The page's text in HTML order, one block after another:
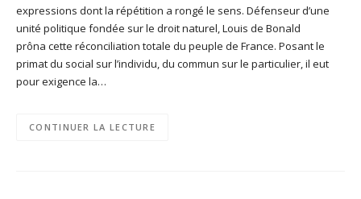
expressions dont la répétition a rongé le sens. Défenseur d’une
unité politique fondée sur le droit naturel, Louis de Bonald
prôna cette réconciliation totale du peuple de France. Posant le
primat du social sur l’individu, du commun sur le particulier, il eut
pour exigence la…
CONTINUER LA LECTURE